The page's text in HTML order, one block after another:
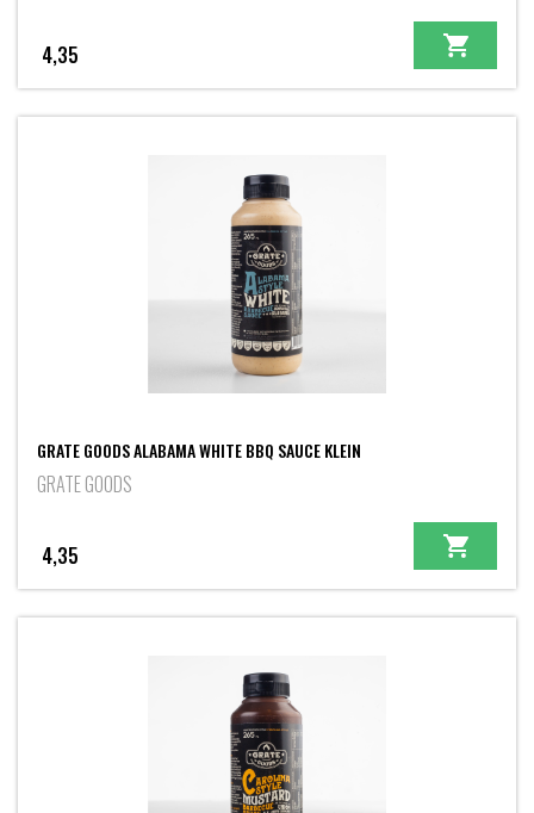
4,35
GRATE GOODS ALABAMA WHITE BBQ SAUCE KLEIN
GRATE GOODS
4,35